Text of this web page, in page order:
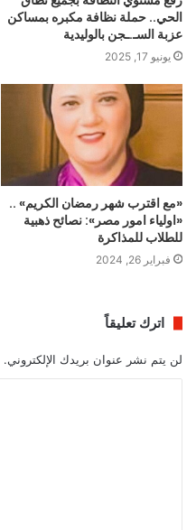
الحي.. حملة نظافة مكبره بمساكن
عزبة السـ.ـجن بالوليدية
يونيو 17, 2025
«مع اقترب شهر رمضان الكريم» ..
«اولياء امور مصر»: نصائح ذهبية
للطلاب للمذاكرة
فبراير 26, 2024
اترك تعليقاً
لن يتم نشر عنوان بريدك الإلكتروني.